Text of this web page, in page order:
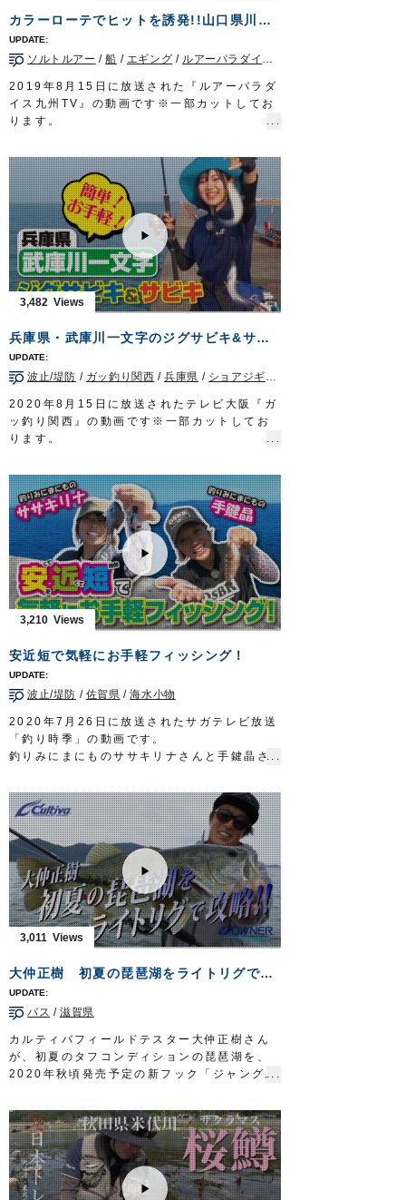
ザイト・白の道糸
スズ バラサ
Do!Fishing 毎週土曜日 8:30～8:45放送※
第3土曜日は放送休止
https://s.mxtv.jp/variety/do_fishing/
OWNERMOVIE
http://ownertv.jp/
オーナーばりwebsite
カラーローテでヒットを誘発!!山口県川尻沖のオモリグゲーム
ソルトルアー /船 / エギング / ルアーパラダイス九州TV
2019年8月15日に放送された『ルアーパラダ
イス九州TV』の動画です※一部カットしてお
ります。
門市川尻沖のオモリグゲームでケンサキイカ
を狙います。
状況に応じてDraw4のカラーやサイズを使い
分け、ヒットを量産!
■使用アイテム
・からまんオモリグリーダーシングル/ダブル
・Draw4 2.5号/3号
ルアーパラダイス九州TV TVQ九州放送 毎
週土曜日 朝5時30分～6時放送
OWNERMOVIEhttp://ownertv.jp/
http://www.owner.co.jp
ルアーパラダイス九州オンライン
http://lurepara.tsuribito.co.jp/
3,482
兵庫県・武庫川一文字のジグサビキ&サビキ
波止/堤防 / ガッ釣り関西 /兵庫県 / ショアジギング
2020年8月15日に放送されたテレビ大阪『ガ
ッ釣り関西』の動画です※一部カットしてお
ります。
フ大東哲也とリポーターののぞみさん、ゲス
トの中西隼人さん、石田果林さんが、ジグサ
ビキとサビキ仕掛けでアジ、サバを狙いま
す。
群れを直接狙うジグサビキはお手軽ですが、
釣果を伸ばすにはコツが必要。
大東からアドバイスを受けたのぞみさんは小
気味よい引きを楽しみました。
■使用製品
落し込みジグサビキ
投次郎20g
マスクドスピン
ぶっ飛びサビキ完全セット
■取材協力
武庫川渡船様
ガッ釣り関西 テレビ大阪 毎週土曜日 6時
20分～6時50分放送
https://www.tv-
OWNERMOVIEhttp://ownertv.jp/
オーナーばりwebsite
http://www.owner.co.jp
3,210
安近短で気軽にお手軽フィッシング！
波止/堤防 / 佐賀県 /海水小物
2020年7月26日に放送されたサガテレビ放送
「釣り時季」の動画です。
釣りみにまにものササキリナさんと手鍵晶さ
ます。
■使用アイテム
・虫ピンチスリム
・堤防五目完全セット
・ぶっ飛びサビキ完全セット
・竜宮城シリーズお手軽城キス・ハゼ
・竜宮城シリーズお手軽城根魚五目
・竜宮城シリーズよくばり投釣城
・波止カワハギ完全セット
釣り時季 サガテレビ毎週日曜日朝5時30分
OWNERMOVIEhttp://ownertv.jp/
オーナーばりwebsite
http://www.owner.co.jp
3,011
大仲正樹 初夏の琵琶湖をライトリグで攻略！【CULTIVA BASS vol.1】
バス /滋賀県
カルティバフィールドテスター大仲正樹さん
が、初夏のタフコンディションの琵琶湖を、
2020年秋頃発売予定の新フック「ジャングル
します。
■使用フック
ジャングルワッキーガード（2020年秋頃発売
予定）
OWNERMOVIEhttp://ownertv.jp/
オーナーばりwebsite